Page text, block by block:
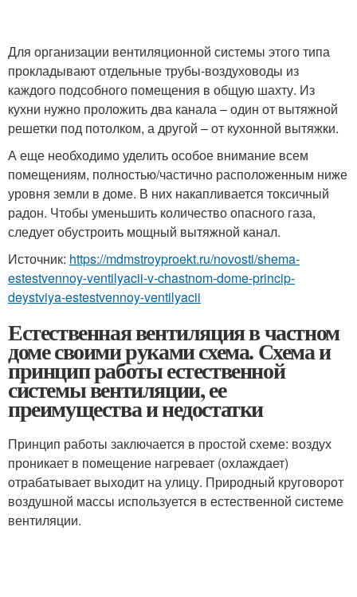
Для организации вентиляционной системы этого типа
прокладывают отдельные трубы-воздуховоды из
каждого подсобного помещения в общую шахту. Из
кухни нужно проложить два канала – один от вытяжной
решетки под потолком, а другой – от кухонной вытяжки.
А еще необходимо уделить особое внимание всем
помещениям, полностью/частично расположенным ниже
уровня земли в доме. В них накапливается токсичный
радон. Чтобы уменьшить количество опасного газа,
следует обустроить мощный вытяжной канал.
Источник: https://mdmstroyproekt.ru/novosti/shema-
estestvennoy-ventilyacii-v-chastnom-dome-princip-
deystviya-estestvennoy-ventilyacii
Естественная вентиляция в частном
доме своими руками схема. Схема и
принцип работы естественной
системы вентиляции, ее
преимущества и недостатки
Принцип работы заключается в простой схеме: воздух
проникает в помещение нагревает (охлаждает)
отрабатывает выходит на улицу. Природный круговорот
воздушной массы используется в естественной системе
вентиляции.